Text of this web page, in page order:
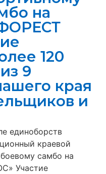
на
120
9
края
и
единоборств
краевой
самбо на
Участие